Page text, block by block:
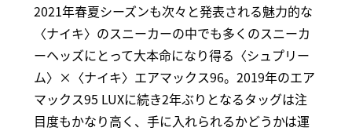
2021年春夏シーズンも次々と発表される魅力的な
〈ナイキ〉のスニーカーの中でも多くのスニーカ
ーヘッズにとって大本命になり得る〈シュプリー
ム〉×〈ナイキ〉エアマックス96。2019年のエア
マックス95 LUXに続き2年ぶりとなるタッグは注
目度もかなり高く、手に入れられるかどうかは運